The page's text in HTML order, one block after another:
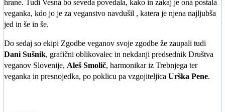
hrane. Tudi Vesna bo seveda povedala, kako in zakaj je ona postala
veganka, kdo jo je za veganstvo navdušil , katera je njena najljubša
jed in še in še.
Do sedaj so ekipi Zgodbe veganov svoje zgodbe že zaupali tudi
Dani Sušnik, grafični oblikovalec in nekdanji predsednik Društva
veganov Slovenije, Aleš Smolič, harmonikar iz Trebnjega ter
veganka in presnojedka, po poklicu pa vzgojiteljica Urška Pene.